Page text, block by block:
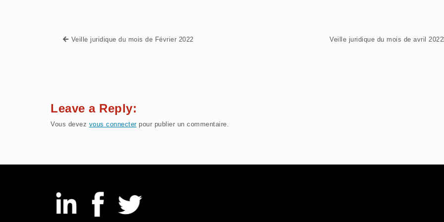
Veille juridique du mois de Février 2022 Veille juridique du mois de avril
Leave a Reply:
Vous devez vous connecterpour publier un commentaire.